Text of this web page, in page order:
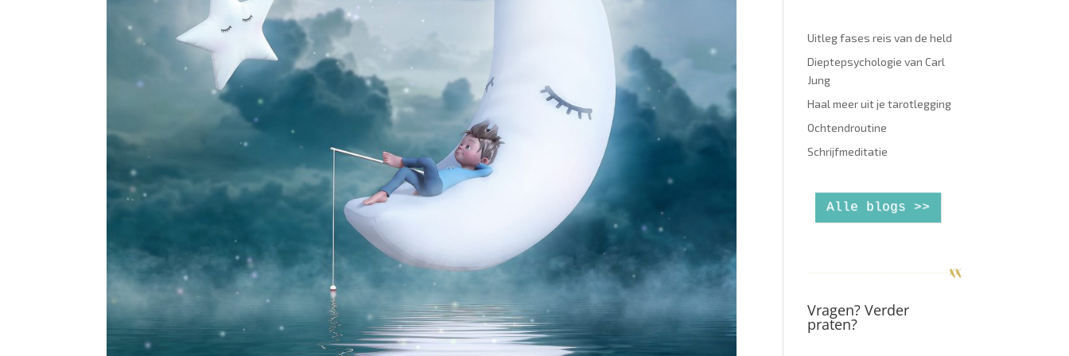
Uitleg fases reis van de held
Dieptepsychologie van Carl
Jung
Haal meer uit je tarotlegging
Ochtendroutine
Schrijfmeditatie
Alle blogs >>
Vragen? Verder
praten?